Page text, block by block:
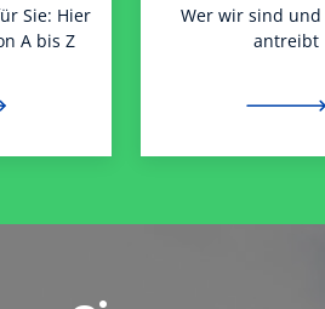
Sie: Hier
A bis Z
Wer wir sind und
antreibt